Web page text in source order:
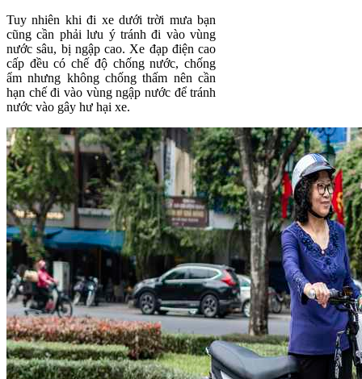
Tuy nhiên khi đi xe dưới trời mưa bạn
cũng cần phải lưu ý tránh đi vào vùng
nước sâu, bị ngập cao. Xe đạp điện cao
cấp đều có chế độ chống nước, chống
ẩm nhưng không chống thấm nên cần
hạn chế đi vào vùng ngập nước để tránh
nước vào gây hư hại xe.